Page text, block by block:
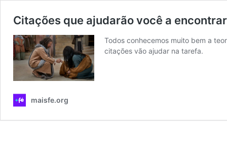
Citações que ajudarão você a
Todos conhecemos muito bem a
citações vão ajudar na tarefa.
maisfe.org